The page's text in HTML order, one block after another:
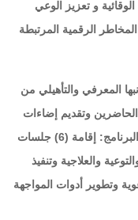
و تعزيز الوعي
الرقمية المرتبطة
المعرفي والتأهيلي من
وتقديم إضاءات
علمية وممارسات وقائية مبتكرة، حيث تضمن البرنامج: إقامة (6) جلسات
والعلاجية وتنفيذ
وتطوير أدوات المواجهة